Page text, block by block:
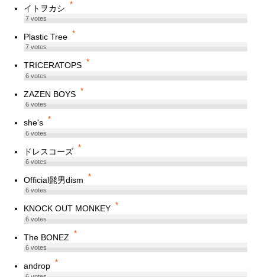
イトヲカシ *
7votes
Plastic Tree *
7votes
TRICERATOPS *
6votes
ZAZEN BOYS *
6votes
she's *
6votes
ドレスコーズ *
6votes
Official髭男dism *
6votes
KNOCK OUT MONKEY *
6votes
The BONEZ *
6votes
androp *